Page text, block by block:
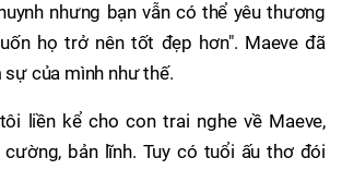
nhưng bạn vẫn có thể yêu thương
họ trở nên tốt đẹp hơn". Maeve đã
của mình như thế.
liền kể cho con trai nghe về Maeve,
bản lĩnh. Tuy có tuổi ấu thơ đói